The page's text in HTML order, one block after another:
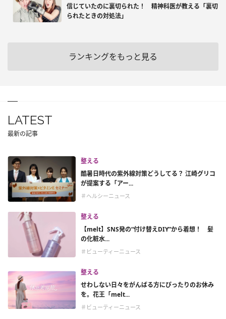
信じていたのに裏切られた！ 精神科医が教える「裏切
られたときの対処法」
ランキングをもっと見る
LATEST
最新の記事
整える
酷暑日時代の紫外線対策どうしてる？ 江崎グリコ
が提案する「アー...
＃ヘルシーニュース
整える
【melt】SNS発の“付け替えDIY”から着想！ 髪
の化粧水...
＃ビューティーニュース
整える
せわしない日々をがんばる方にぴったりのお休み
を。花王「melt...
＃ビューティーニュース